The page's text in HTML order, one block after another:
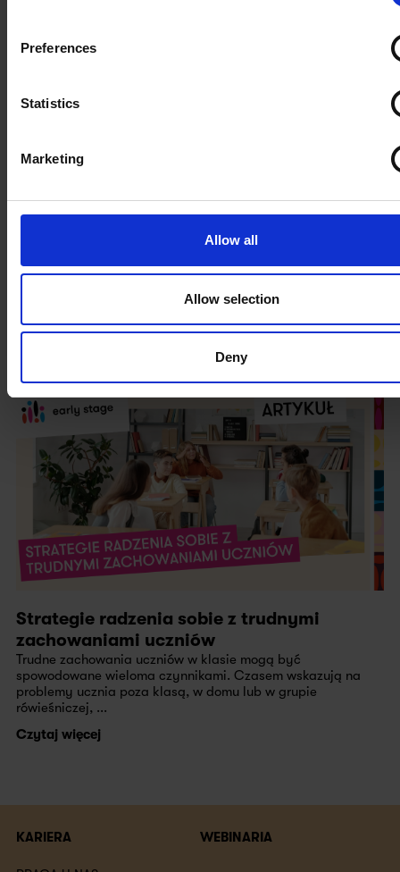
Preferences
Statistics
Marketing
Allow all
Allow selection
Deny
metodyczne sposoby na skupienie uwagi
grupy
Scenariusz lekcji jest dopracowany, a mimo to uczniowie
częściej patrzą w okno niż na Ciebie? Spokojnie, to
wyzwanie, z którym mierzy się każdy lektor! Spraw...
Strategie radzenia sobie z trudnymi
zachowaniami uczniów
Trudne zachowania uczniów w klasie mogą być
spowodowane wieloma czynnikami. Czasem wskazują na
problemy ucznia poza klasą, w domu lub w grupie
rówieśniczej, ...
Czytaj więcej
KARIERA WEBINARIA